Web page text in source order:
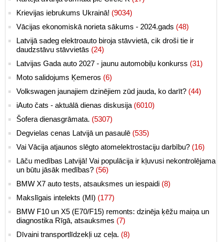
Krievijas iebrukums Ukrainā! (9034)
Vācijas ekonomiskā norieta sākums - 2024.gads (48)
Latvijā sadeg elektroauto biroja stāvvietā, cik droši tie ir
daudzstāvu stāvvietās (24)
Latvijas Gada auto 2027 - jaunu automobiļu konkurss (31)
Moto salidojums Ķemeros (6)
Volkswagen jaunajiem dzinējiem zūd jauda, ko darīt? (44)
iAuto čats - aktuālā dienas diskusija (6010)
Šofera dienasgrāmata. (5307)
Degvielas cenas Latvijā un pasaulē (535)
Vai Vācija atjaunos slēgto atomelektrostaciju darbību? (16)
Lāču medības Latvijā! Vai populācija ir kļuvusi nekontrolējama
un būtu jāsāk medības? (56)
BMW X7 auto tests, atsauksmes un iespaidi (8)
Makslīgais intelekts (MI) (177)
BMW F10 un X5 (E70/F15) remonts: dzinēja ķēžu maiņa un
diagnostika Rīgā, atsauksmes (7)
Dīvaini transportlīdzekļi uz ceļa. (8)